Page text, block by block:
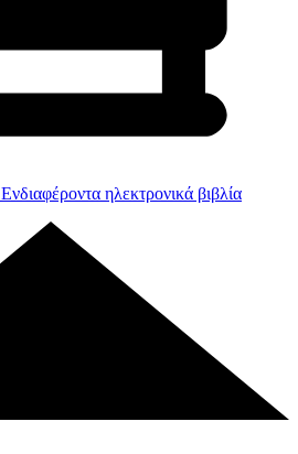
Ενδιαφέροντα ηλεκτρονικά βιβλία